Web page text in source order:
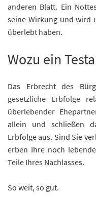
anderen Blatt. Ein
seine Wirkung und wird
überlebt haben.
Wozu ein
Das Erbrecht des
gesetzliche Erbfolge
überlebender
allein und schließen
Erbfolge aus. Sind Sie
erben Ihre noch
Teile Ihres Nachlasses.
So weit, so gut.